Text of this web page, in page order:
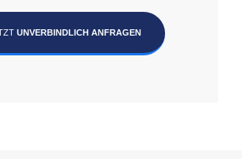
UNVERBINDLICH ANFRAGEN